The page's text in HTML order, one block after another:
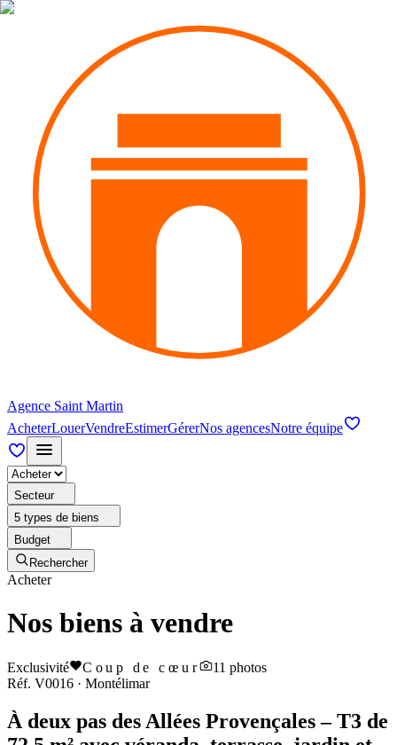
Agence Saint Martin
AcheterLouerVendreEstimerGérerNos agencesNotre équipe
Secteur
5 types de biens
Budget
Rechercher
Acheter
Nos biens à vendre
Exclusivité Coup de cœur 11 photos
Réf. V0016 · Montélimar
À deux pas des Allées Provençales – T3 de